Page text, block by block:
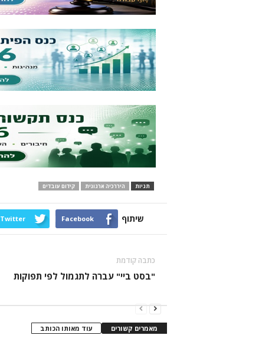
תגיות היררכיה ארגונית קידום עובדים
שיתוף Facebook
Twitter
כתבה קודמת
"בסט ביי" עברה לתגמול לפי תפוקות
מאמרים קשורים עוד מאותו הכותב